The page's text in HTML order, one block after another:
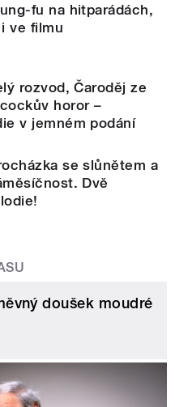
fu na hitparádách,
ve filmu
rozvod, Čaroděj ze
horor –
v jemném podání
se slůnětem a
Dvě
doušek moudré